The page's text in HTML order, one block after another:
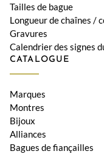
Tailles de bague
Longueur de chaînes /
Gravures
Calendrier des signes
CATALOGUE
Marques
Montres
Bijoux
Alliances
Bagues de fiançailles